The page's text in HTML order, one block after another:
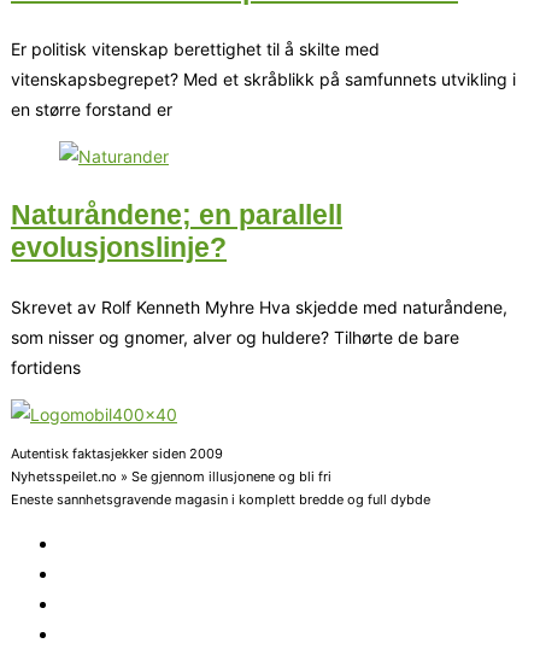
Er politisk vitenskap berettighet til å skilte med
vitenskapsbegrepet? Med et skråblikk på samfunnets utvikling i
en større forstand er
Naturåndene; en parallell
evolusjonslinje?
Skrevet av Rolf Kenneth Myhre Hva skjedde med naturåndene,
som nisser og gnomer, alver og huldere? Tilhørte de bare
fortidens
Autentisk faktasjekker siden 2009
Nyhetsspeilet.no » Se gjennom illusjonene og bli fri
Eneste sannhetsgravende magasin i komplett bredde og full dybde